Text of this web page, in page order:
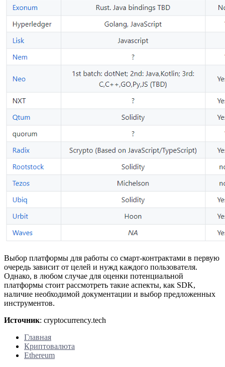
Выбор платформы для работы со смарт-контрактами в первую
очередь зависит от целей и нужд каждого пользователя.
Однако, в любом случае для оценки потенциальной
платформы стоит рассмотреть такие аспекты, как SDK,
наличие необходимой документации и выбор предложенных
инструментов.
Источник: cryptocurrency.tech
Главная
Криптовалюта
Ethereum